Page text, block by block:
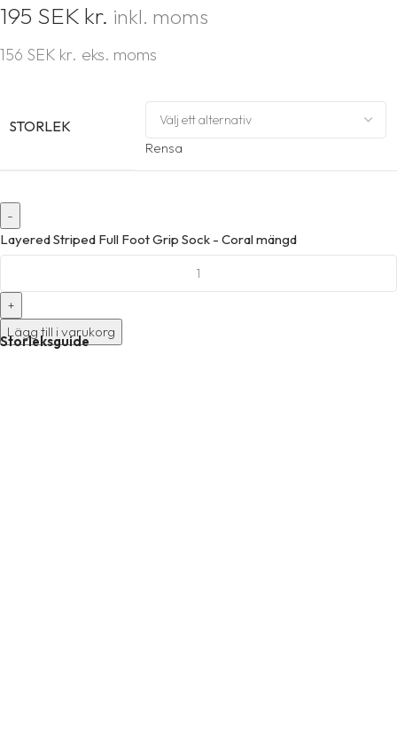
195 SEK kr. inkl. moms
156 SEK kr. eks. moms
STORLEK
Rensa
Layered Striped Full Foot Grip Sock - Coral mängd
Lägg till i varukorg
Storleksguide